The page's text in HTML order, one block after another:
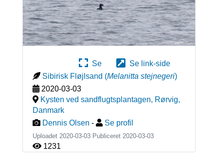
Se
Se link-side
Sibirisk Fløjlsand (Melanitta stejnegeri)
2020-03-03
Kysten ved sandflugtsplantagen, Rørvig,
Danmark
Dennis Olsen - Se profil
Uploadet 2020-03-03 Publiceret 2020-03-03
1231